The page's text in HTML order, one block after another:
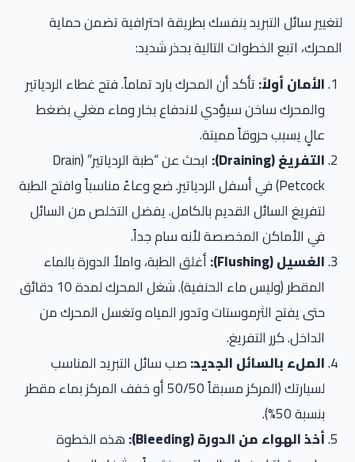
لتغيير سائل التبريد بنفسك بطريقة احترافية تضمن حماية
المحرك، اتبع الخطوات التالية بحذر شديد:
الأمان أولاً:تأكد أن المحرك بارد تماماً. فتح غطاء الردياتير
والمحرك ساخن سيؤدي لاندفاع بخار وماء مغلي بضغط
عالٍ يسبب حروقاً مميتة.
التفريغ (Draining):
ابحث عن “طبة الردياتير” (Drain
Petcock) في أسفل الردياتير. ضع وعاءً مناسباً وافتح الطبة
لتفريغ السائل القديم بالكامل. يفضل التخلص من السائل
في الأماكن المخصصة لأنه سام جداً.
الغسيل (Flushing):
أغلق الطبة، واملأ الدورة بالماء
المقطر (وليس ماء الحنفية). شغل المحرك لمدة 10 دقائق
حتى يفتح الثرموستات وتدور المياه وتغسل المحرك من
الداخل. كرر التفريغ.
الملء بالسائل الجديد:صب سائل التبريد المناسب
لسيارتك (المركز مسبقاً 50/50 أو خفف المركز بماء مقطر
بنسبة 50%).
أخذ الهواء من الدورة (Bleeding):
هذه الخطوة